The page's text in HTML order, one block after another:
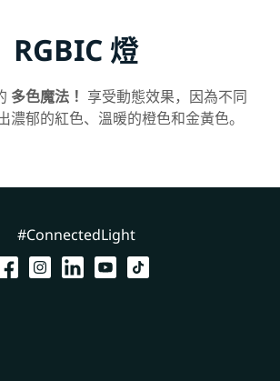
RGBIC 燈
多色魔法！ 享受動態效果，因為不同
濃郁的紅色、溫暖的橙色和金黃色。
#ConnectedLight